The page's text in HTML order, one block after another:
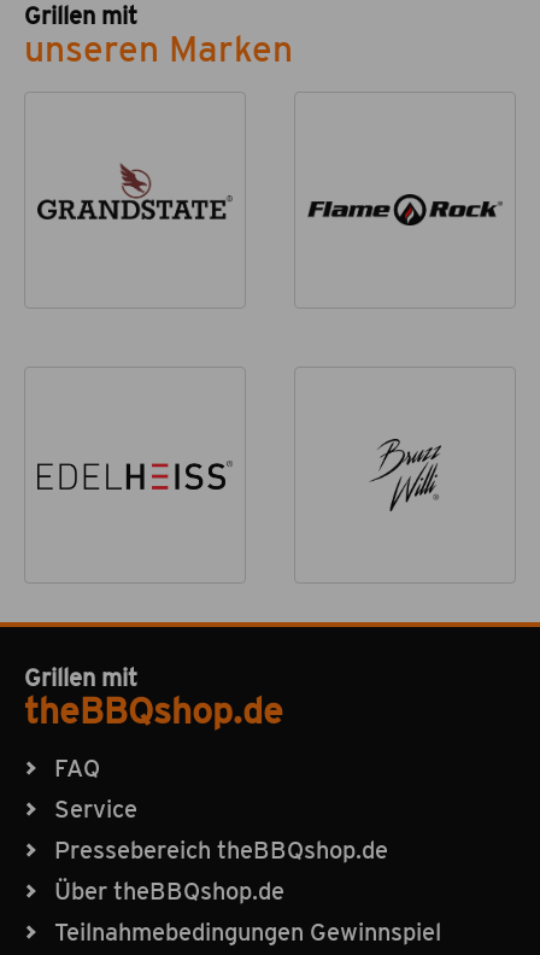
Grillen mit
unseren Marken
Grillen mit
theBBQshop.de
FAQ
Service
Pressebereich theBBQshop.de
Über theBBQshop.de
Teilnahmebedingungen Gewinnspiel